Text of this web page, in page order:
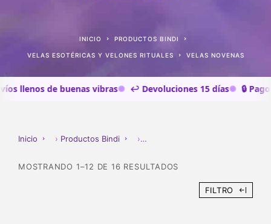
INICIO PRODUCTOS BINDI
VELAS ESOTÉRICAS Y VELONES RITUALES VELAS NOVENAS
de buenas vibras ↩️ Devoluciones 15 días 🔒 Pago
Inicio › Productos Bindi ›
MOSTRANDO 1–12 DE 16 RESULTADOS
FILTRO